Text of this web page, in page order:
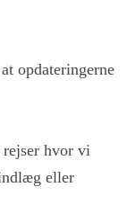
opdateringerne
rejser hvor vi
eller